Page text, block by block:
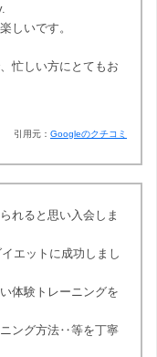
しいです。
忙しい方にとてもお
引用元： Googleのクチコミ
れると思い入会しま
エットに成功しまし
体験トレーニングを
ング方法‥等を丁寧